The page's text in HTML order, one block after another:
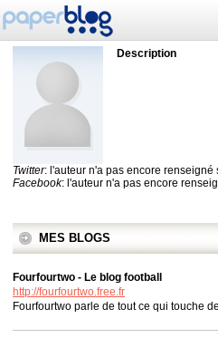
Description
Twitter: l'auteur n'a pas encore renseigné
Facebook: l'auteur n'a pas encore
MES BLOGS
Fourfourtwo - Le blog football
http://fourfourtwo.free.fr
Fourfourtwo parle de tout ce qui touche